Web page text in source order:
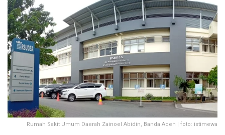
Rumah Sakit Umum Daerah Zainoel Abidin, Banda Aceh | foto: istimewa